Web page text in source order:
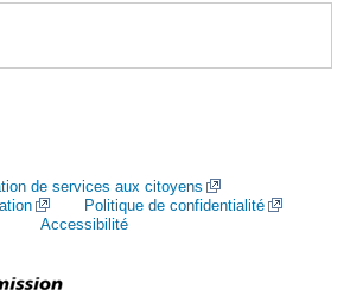
de services aux citoyens
Politique de confidentialité
Accessibilité